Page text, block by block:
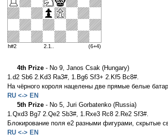
h#2 2.1.. (6+4)
4th Prize - No 9, Janos Csak (Hungary)
1.d2 Sb6 2.Kd3 Ra3#, 1.Bg6 Sf3+ 2.Kf5 Bc8#.
На чёрного короля нацелены две прямые белые
RU <-> EN
5th Prize - No 5, Juri Gorbatenko (Russia)
1.Qxd3 Bg7 2.Qe2 Sb3#, 1.Rxe3 Rc8 2.Re2 Sf3#.
Блокирование поля e2 разными фигурами, скрытые
RU <-> EN